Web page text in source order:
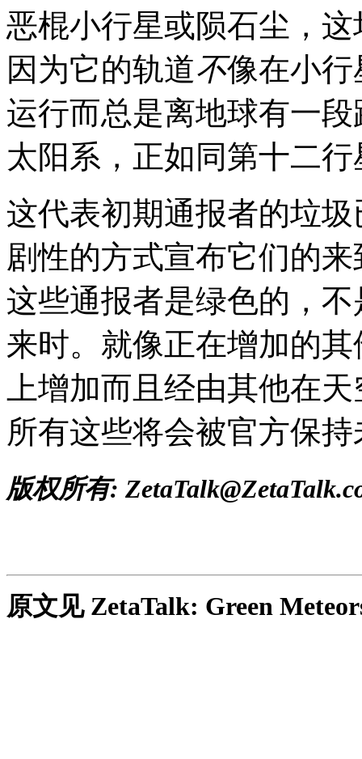
恶棍小行星或陨石尘，
因为它的轨道不像在小行
运行而总是离地球有一
太阳系，正如同第十二
这代表初期通报者的垃
剧性的方式宣布它们的
这些通报者是绿色的，
来时。就像正在增加的
上增加而且经由其他在
所有这些将会被官方保
版权所有:
原文见 ZetaTalk: Green